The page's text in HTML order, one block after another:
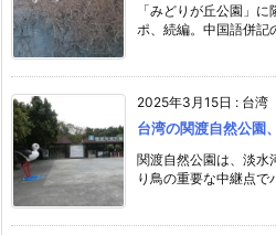
「みどりが丘公園」
ポ、続編。中国語併記
2025年3月15日 : 台湾
台湾の関渡自然公園
関渡自然公園は、淡水
り鳥の重要な中継点で